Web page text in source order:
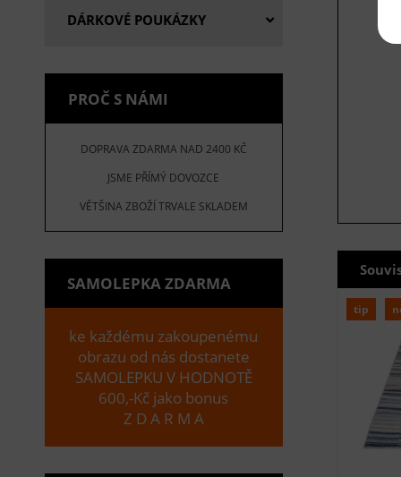
DÁRKOVÉ POUKÁZKY
PROČ S NÁMI
DOPRAVA ZDARMA NAD 2400 KČ
JSME PŘÍMÝ DOVOZCE
VĚTŠINA ZBOŽÍ TRVALE SKLADEM
SAMOLEPKA ZDARMA
ke každému zakoupenému
obrazu od nás dostanete
SAMOLEPKU V HODNOTĚ
600,-Kč jako bonus
Z D A R M A
tip